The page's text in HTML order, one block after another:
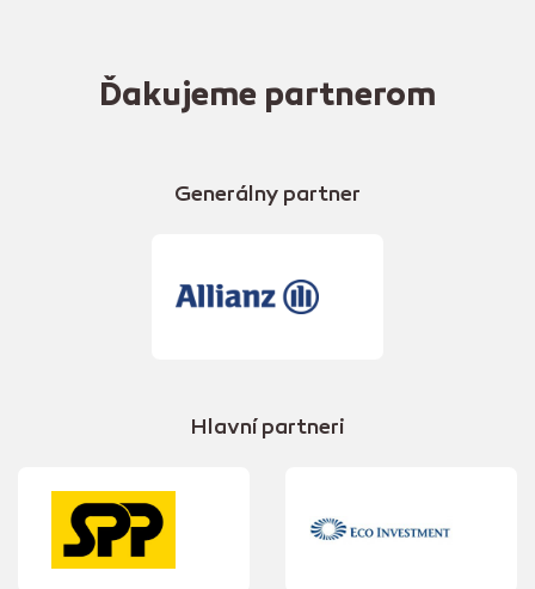
Ďakujeme partnerom
Generálny partner
Hlavní partneri